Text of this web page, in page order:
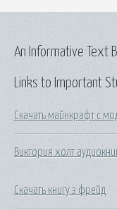
Links to Important
Скачать майнкрафт с
Виктория холт
Скачать книгу з фрейд
An Informative Text